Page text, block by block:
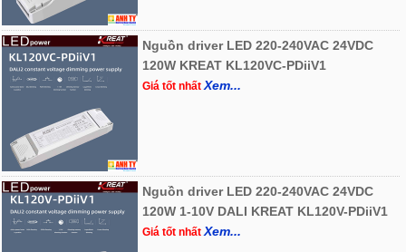
Nguồn driver LED 220-240VAC 24VDC
120W KREAT KL120VC-PDiiV1
Giá tốt nhấtXem...
Nguồn driver LED 220-240VAC 24VDC
120W 1-10V DALI KREAT KL120V-PDiiV1
Giá tốt nhấtXem...